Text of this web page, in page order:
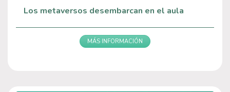
Los metaversos desembarcan en el aula
MÁS INFORMACIÓN